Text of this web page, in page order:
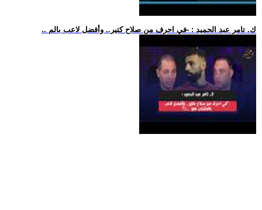
.. ك. تامر عبد الحميد : -في احرف من صلاح كتير.. وأفضل لاعب بالم